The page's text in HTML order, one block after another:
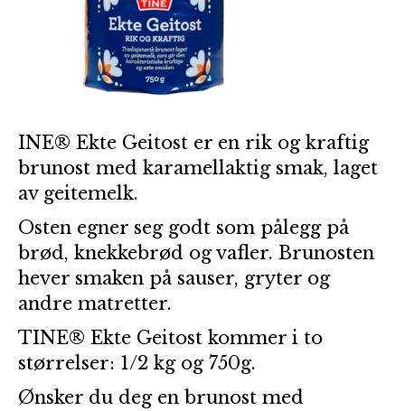
INE® Ekte Geitost er en rik og kraftig
brunost med karamellaktig smak, laget
av geitemelk.
Osten egner seg godt som pålegg på
brød, knekkebrød og vafler. Brunosten
hever smaken på sauser, gryter og
andre matretter.
TINE® Ekte Geitost kommer i to
størrelser: 1/2 kg og 750g.
Ønsker du deg en brunost med